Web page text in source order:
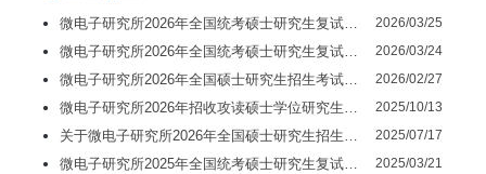
微电子研究所2026年全国统考硕士研究生复试规程 2026/03/25
微电子研究所2026年全国统考硕士研究生复试公告 2026/03/24
微电子研究所2026年全国硕士研究生招生考试初试成绩查询及成绩复查公告 2026/02/27
微电子研究所2026年招收攻读硕士学位研究生章程 2025/10/13
关于微电子研究所2026年全国硕士研究生招生考试初试科目调整的通知 2025/07/17
微电子研究所2025年全国统考硕士研究生复试规程 2025/03/21